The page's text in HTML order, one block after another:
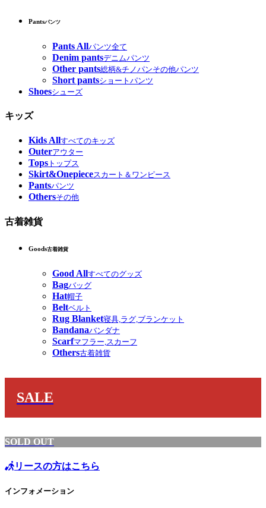
Pantsパンツ
Pants Allパンツ全て
Denim pantsデニムパンツ
Other pants総柄&チノパンその他パンツ
Short pantsショートパンツ
Shoesシューズ
キッズ
Kids Allすべてのキッズ
Outerアウター
Tops トップス
Skirt&Onepieceスカート＆ワンピース
Pantsパンツ
Othersその他
古着雑貨
Goods古着雑貨
Good Allすべてのグッズ
Bagバッグ
Hat帽子
Beltベルト
Rug Blanket寝具,ラグ,ブランケット
Bandanaバンダナ
Scarfマフラー,スカーフ
Others古着雑貨
SALE
SOLD OUT
リースの方はこちら
インフォメーション